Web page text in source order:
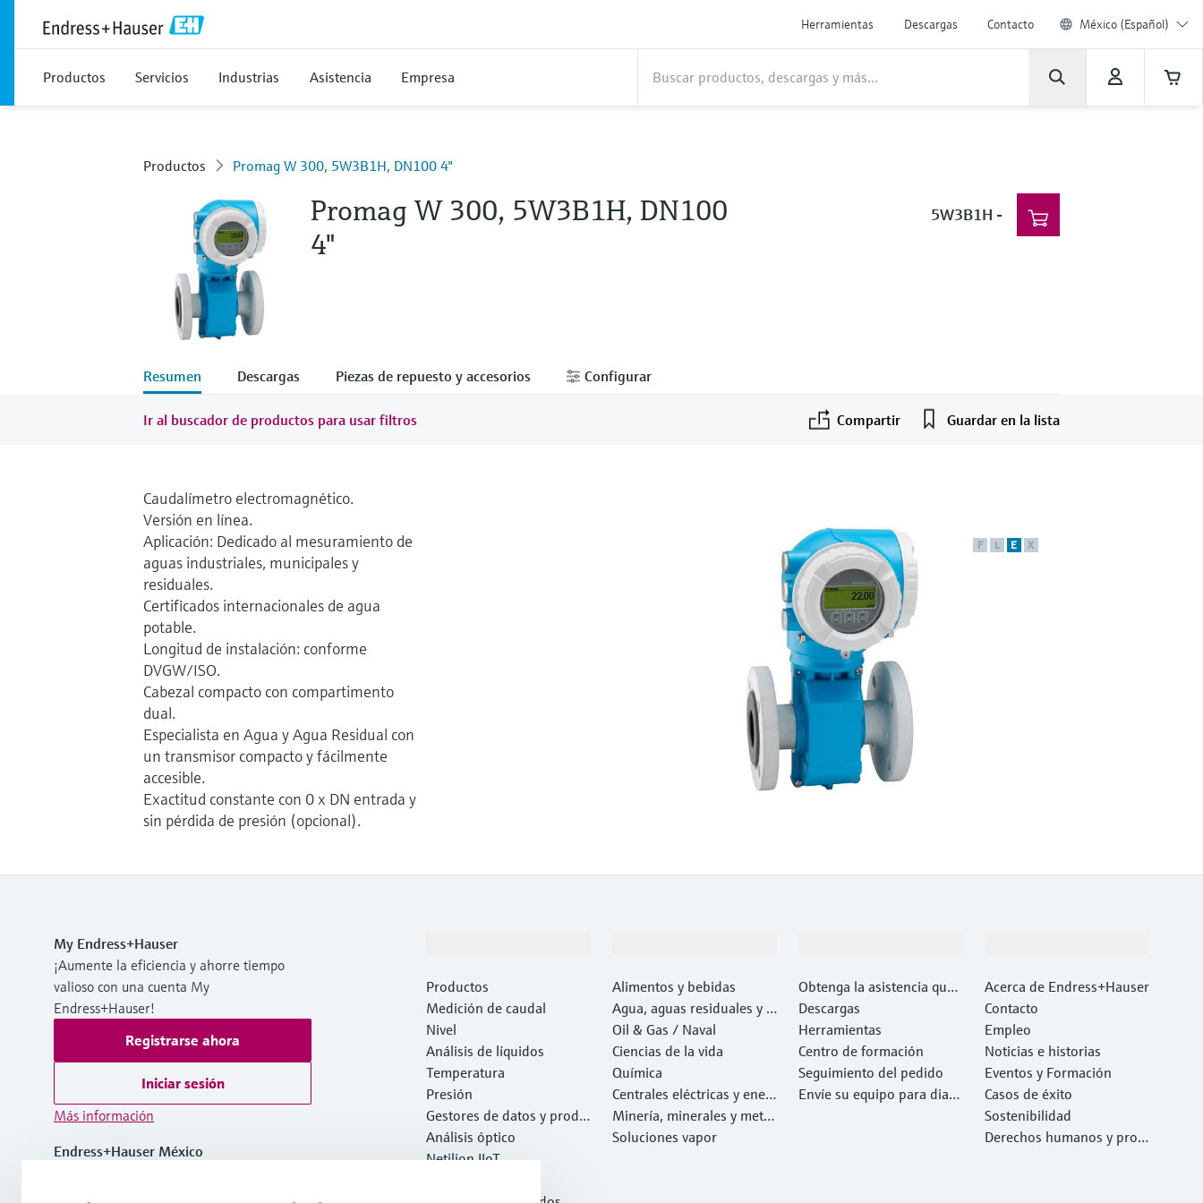
Herramientas Descargas Contacto México (Español)
Productos Servicios Industrias Asistencia Empresa
Productos Promag W 300, 5W3B1H, DN100 4"
Promag W 300, 5W3B1H, DN100
4"
5W3B1H -
Resumen Descargas Piezas de repuesto y accesorios Configurar
Ir al buscador de productos para usar filtros Compartir Guardar en la lista
F L E X
Caudalímetro electromagnético.
Versión en línea.
Aplicación: Dedicado al mesuramiento de
aguas industriales, municipales y
residuales.
Certificados internacionales de agua
potable.
Longitud de instalación: conforme
DVGW/ISO.
Cabezal compacto con compartimento
dual.
Especialista en Agua y Agua Residual con
un transmisor compacto y fácilmente
accesible.
Exactitud constante con 0 x DN entrada y
sin pérdida de presión (opcional).
My Endress+Hauser
¡Aumente la eficiencia y ahorre tiempo
valioso con una cuenta My
Endress+Hauser!
Registrarse ahora
Iniciar sesión
Más información
Endress+Hauser México
Productos
Medición de caudal
Nivel
Análisis de líquidos
Temperatura
Presión
Gestores de datos y produ
ctos de sistema
Análisis óptico
Netilion IIoT
Alimentos y bebidas
Agua, aguas residuales y r
esiduos
Oil & Gas / Naval
Ciencias de la vida
Química
Centrales eléctricas y ener
gía
Minería, minerales y metal
es
Soluciones vapor
Obtenga la asistencia que
necesita con rapidez
Descargas
Herramientas
Centro de formación
Seguimiento del pedido
Envíe su equipo para diag
Acerca de Endress+Hauser
Contacto
Empleo
Noticias e historias
Eventos y Formación
Casos de éxito
Sostenibilidad
Derechos humanos y prote